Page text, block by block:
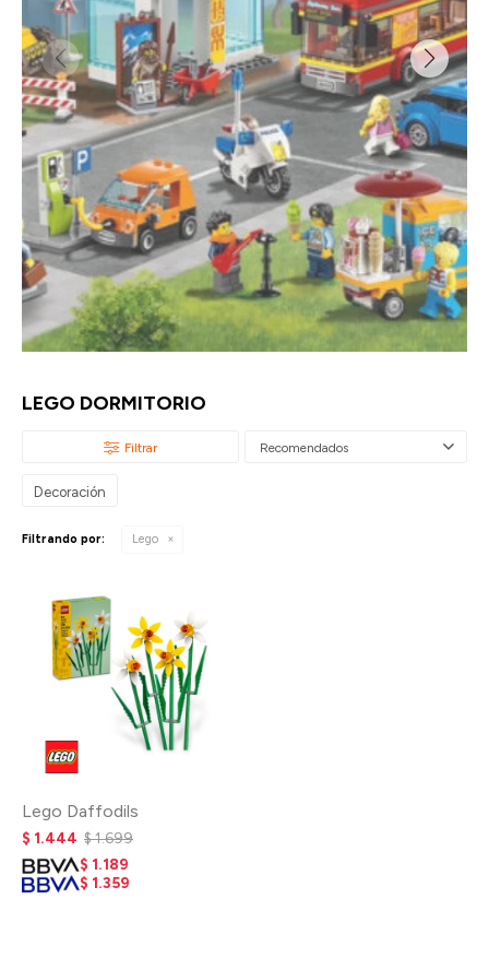
LEGO DORMITORIO
Recomendados
Decoración
Filtrando por: Lego
Lego Daffodils
$ 1.444 $1.699
$ 1.189
$ 1.359